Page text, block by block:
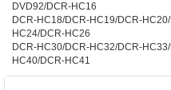
DVD92/DCR-HC16
DCR-HC18/DCR-HC19/DCR-
HC24/DCR-HC26
DCR-HC30/DCR-HC32/DCR-
HC40/DCR-HC41